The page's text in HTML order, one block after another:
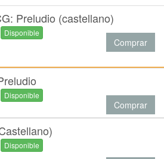
Preludio (castellano)
Disponible
Comprar
Disponible
Comprar
Disponible